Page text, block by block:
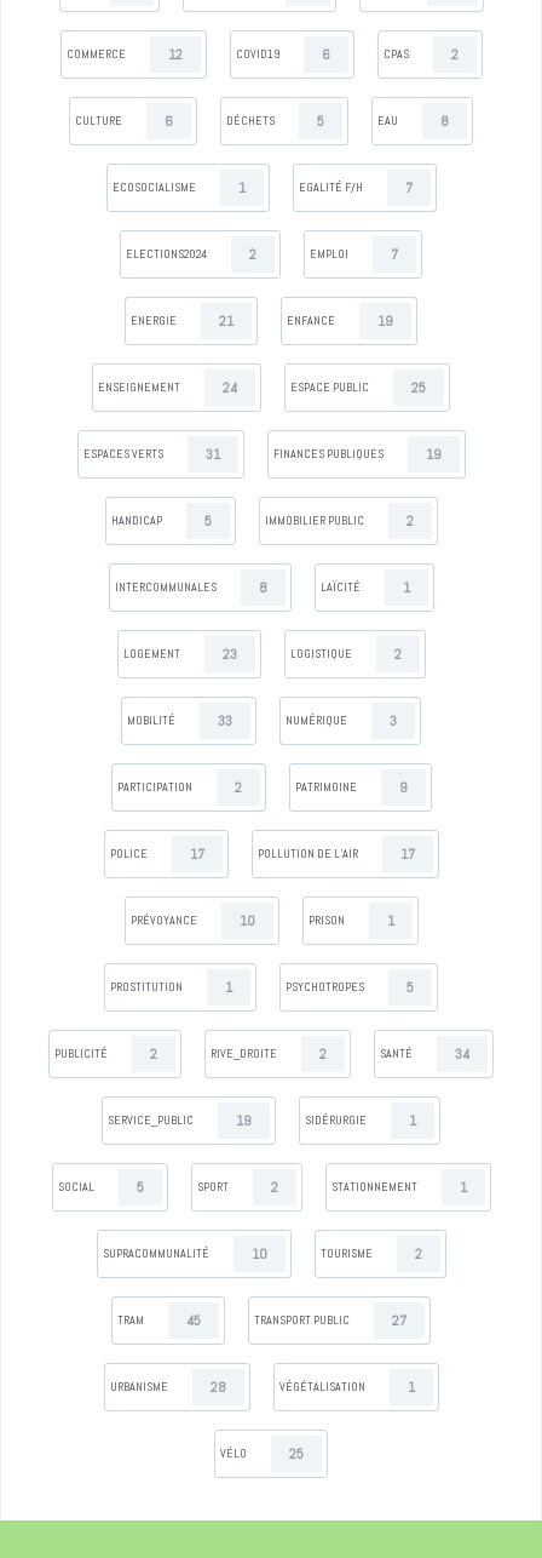
COMMERCE 12 COVID19 6 CPAS 2
CULTURE 6 DÉCHETS 5 EAU 8
ECOSOCIALISME 1 EGALITÉ F/H 7
ELECTIONS2024 2 EMPLOI 7
ENERGIE 21 ENFANCE 19
ENSEIGNEMENT 24 ESPACE PUBLIC 25
ESPACES VERTS 31 FINANCES PUBLIQUES 19
HANDICAP 5 IMMOBILIER PUBLIC 2
INTERCOMMUNALES 8 LAÏCITÉ 1
LOGEMENT 23 LOGISTIQUE 2
MOBILITÉ 33 NUMÉRIQUE 3
PARTICIPATION 2 PATRIMOINE 9
POLICE 17 POLLUTION DE L’AIR 17
PRÉVOYANCE 10 PRISON 1
PROSTITUTION 1 PSYCHOTROPES 5
PUBLICITÉ 2 RIVE_DROITE 2 SANTÉ 34
SERVICE_PUBLIC 19 SIDÉRURGIE 1
SOCIAL 5 SPORT 2 STATIONNEMENT 1
SUPRACOMMUNALITÉ 10 TOURISME 2
TRAM 45 TRANSPORT PUBLIC 27
URBANISME 28 VÉGÉTALISATION 1
VÉLO 25